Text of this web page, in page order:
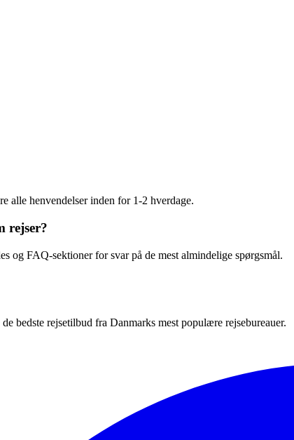
alle henvendelser inden for 1-2 hverdage.
rejser?
og FAQ-sektioner for svar på de mest almindelige spørgsmål.
bedste rejsetilbud fra Danmarks mest populære rejsebureauer.